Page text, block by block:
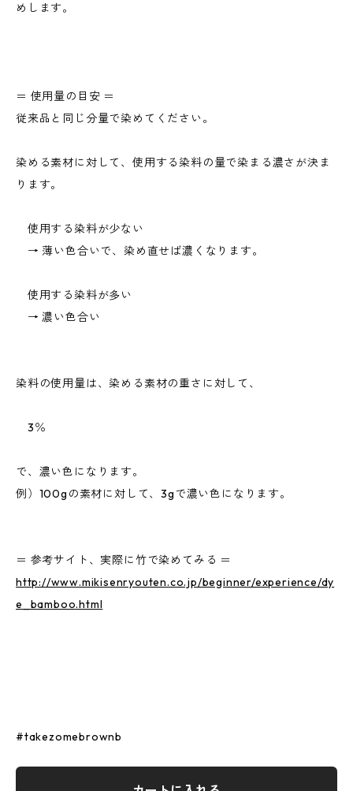
めします。
＝ 使用量の目安 ＝
従来品と同じ分量で染めてください。
染める素材に対して、使用する染料の量で染まる濃さが決ま
ります。
使用する染料が少ない
→ 薄い色合いで、染め直せば濃くなります。
使用する染料が多い
→ 濃い色合い
染料の使用量は、染める素材の重さに対して、
3％
で、濃い色になります。
例）100gの素材に対して、3gで濃い色になります。
＝ 参考サイト、実際に竹で染めてみる ＝
http://www.mikisenryouten.co.jp/beginner/experience/dy
e_bamboo.html
#takezomebrownb